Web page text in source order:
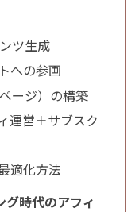
ツ生成
への参画
ージ）の構築
運営＋サブスク
適化方法
時代のアフィ